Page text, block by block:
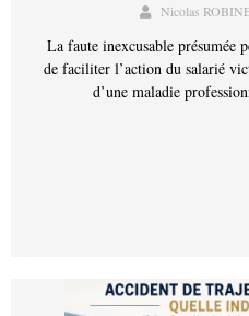
Nicolas
La faute inexcusable présumée
de faciliter l’action du salarié
d’une maladie